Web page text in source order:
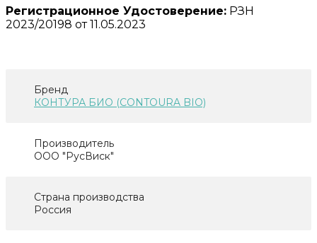
Регистрационное Удостоверение: РЗН
2023/20198 от 11.05.2023
Бренд
КОНТУРА БИО (CONTOURA BIO)
Производитель
ООО "РусВиск"
Страна производства
Россия